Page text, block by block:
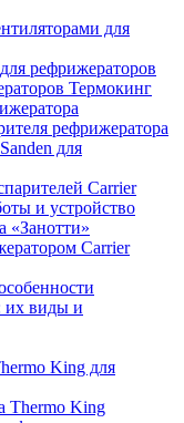
для
рефрижераторов
Термокинг
рефрижератора
для
Carrier
и устройство
«Занотти»
Carrier
их виды и
King для
Thermo King